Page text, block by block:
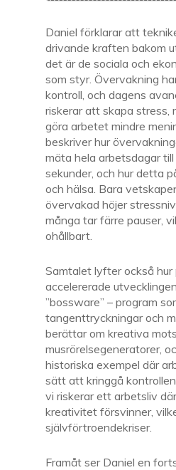
Daniel förklarar att
drivande kraften bakom
det är de sociala och
som styr. Övervakning
kontroll, och dagens
riskerar att skapa stress,
göra arbetet mindre
beskriver hur
mäta hela arbetsdagar
sekunder, och hur detta
och hälsa. Bara
övervakad höjer
många tar färre pauser,
ohållbart.
Samtalet lyfter också hur
accelererade
”bossware” – program
tangenttryckningar och
berättar om kreativa
musrörelsegeneratorer,
historiska exempel där
sätt att kringgå
vi riskerar ett arbetsliv
kreativitet försvinner,
självförtroendekriser.
Framåt ser Daniel en